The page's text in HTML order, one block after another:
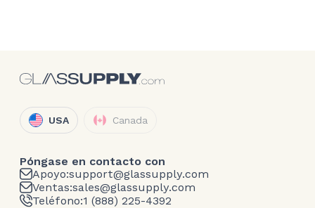
USA Canada
Póngase en contacto con
Apoyo:support@glassupply.com
Ventas:sales@glassupply.com
Teléfono:1 (888) 225-4392